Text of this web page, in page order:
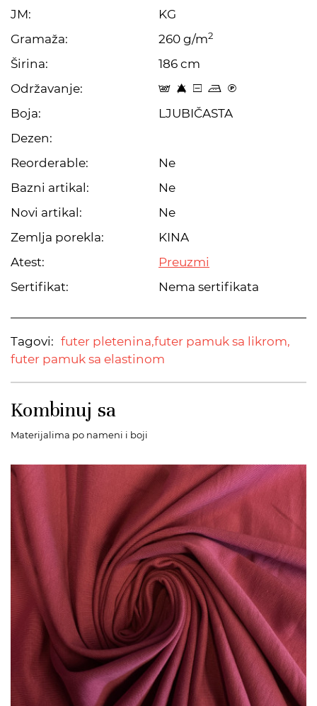
JM:
KG
Gramaža:
260 g/m2
Širina:
186 cm
Održavanje:
t 8 a p C
Boja:
LJUBIČASTA
Dezen:
Reorderable:
Ne
Bazni artikal:
Ne
Novi artikal:
Ne
Zemlja porekla:
KINA
Atest:
Preuzmi
Sertifikat:
Nema sertifikata
Tagovi: futer pletenina,futer pamuk sa likrom,
futer pamuk sa elastinom
Kombinuj sa
Materijalima po nameni i boji